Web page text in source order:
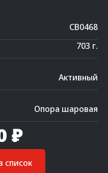
CB0468
703 г.
Активный
Опора шаровая
₽
список